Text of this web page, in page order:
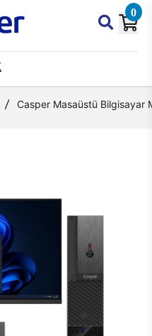
0
Casper Masaüstü Bilgisayar